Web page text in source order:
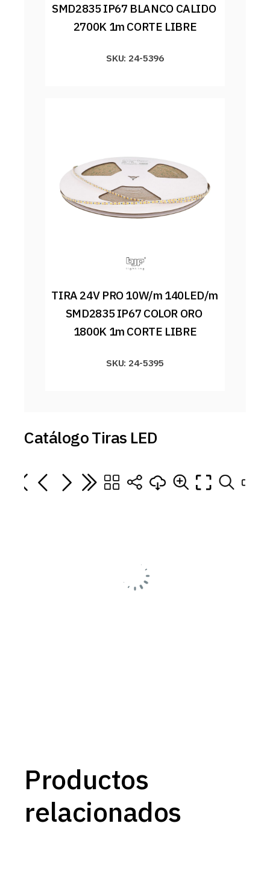
SMD2835 IP67 BLANCO CALIDO
2700K 1m CORTE LIBRE
SKU: 24-5396
TIRA 24V PRO 10W/m 140LED/m
SMD2835 IP67 COLOR ORO
1800K 1m CORTE LIBRE
SKU: 24-5395
Catálogo Tiras LED
Productos
relacionados